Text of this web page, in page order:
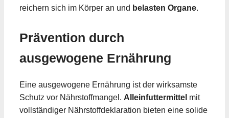
reichern sich im Körper an und belasten Organe.
Prävention durch
ausgewogene Ernährung
Eine ausgewogene Ernährung ist der wirksamste
Schutz vor Nährstoffmangel. Alleinfuttermittel mit
vollständiger Nährstoffdeklaration bieten eine solide